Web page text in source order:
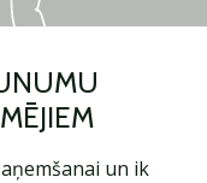
un ik